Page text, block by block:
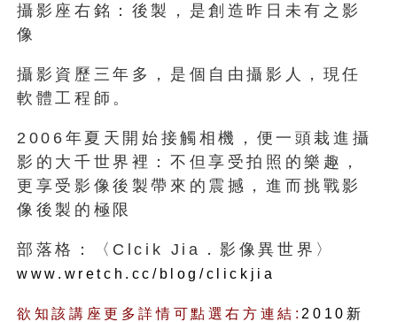
攝影座右銘：後製，是創造昨日未有之影
像
攝影資歷三年多，是個自由攝影人，現任
軟體工程師。
2006年夏天開始接觸相機，便一頭栽進攝
影的大千世界裡：不但享受拍照的樂趣，
更享受影像後製帶來的震撼，進而挑戰影
像後製的極限
部落格：〈Clcik Jia．影像異世界〉
www.wretch.cc/blog/clickjia
欲知該講座更多詳情可點選右方連結: 2010新